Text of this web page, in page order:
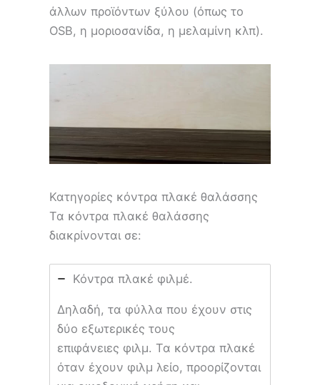
άλλων προϊόντων ξύλου (όπως το
OSB, η μοριοσανίδα, η μελαμίνη κλπ).
Κατηγορίες κόντρα πλακέ θαλάσσης
Τα κόντρα πλακέ θαλάσσης
διακρίνονται σε:
Κόντρα πλακέ φιλμέ.
Δηλαδή, τα φύλλα που έχουν στις
δύο εξωτερικές τους
επιφάνειες φιλμ. Τα κόντρα πλακέ
όταν έχουν φιλμ λείο, προορίζονται